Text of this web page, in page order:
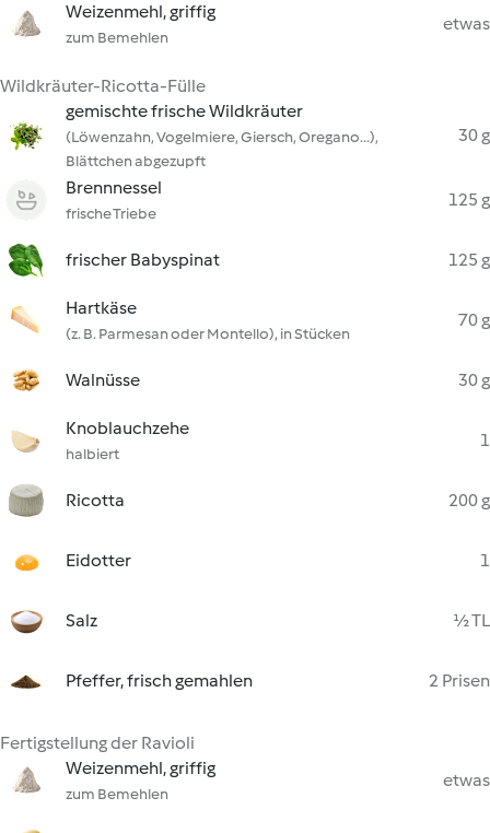
Weizenmehl, griffig
zum Bemehlen
etwas
Wildkräuter-Ricotta-Fülle
gemischte frische Wildkräuter
(Löwenzahn, Vogelmiere, Giersch, Oregano...),
Blättchen abgezupft
30 g
Brennnessel
frische Triebe
125 g
frischer Babyspinat 125 g
Hartkäse
(z. B. Parmesan oder Montello), in Stücken
70 g
Walnüsse 30 g
Knoblauchzehe
halbiert
1
Ricotta 200 g
Eidotter 1
Salz ½ TL
Pfeffer, frisch gemahlen 2 Prisen
Fertigstellung der Ravioli
Weizenmehl, griffig
zum Bemehlen
etwas